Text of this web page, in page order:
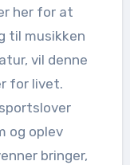
her for at
til musikken
vil denne
for livet.
og oplev
bringer,